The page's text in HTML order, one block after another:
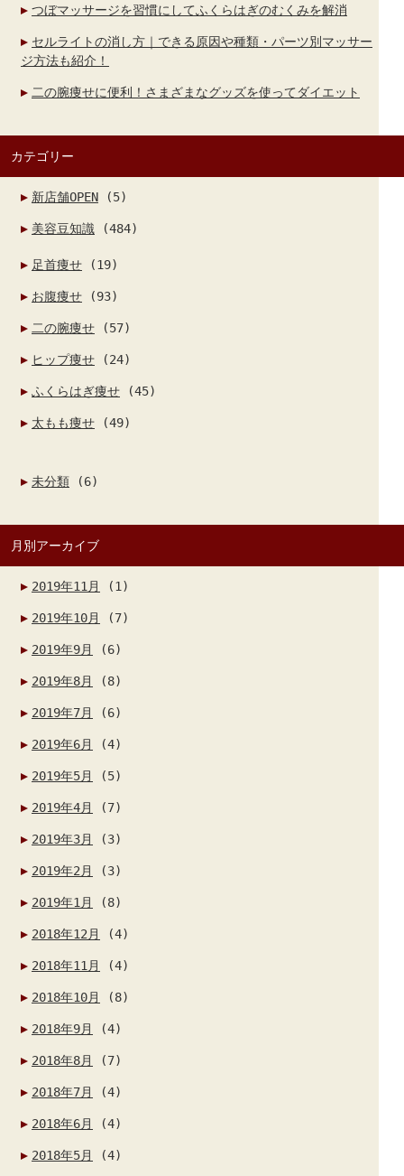
つぼマッサージを習慣にしてふくらはぎのむくみを解消
セルライトの消し方｜できる原因や種類・パーツ別マッサー
ジ方法も紹介！
二の腕痩せに便利！さまざまなグッズを使ってダイエット
カテゴリー
新店舗OPEN (5)
美容豆知識 (484)
足首痩せ (19)
お腹痩せ (93)
二の腕痩せ (57)
ヒップ痩せ (24)
ふくらはぎ痩せ (45)
太もも痩せ (49)
未分類 (6)
月別アーカイブ
2019年11月 (1)
2019年10月 (7)
2019年9月 (6)
2019年8月 (8)
2019年7月 (6)
2019年6月 (4)
2019年5月 (5)
2019年4月 (7)
2019年3月 (3)
2019年2月 (3)
2019年1月 (8)
2018年12月 (4)
2018年11月 (4)
2018年10月 (8)
2018年9月 (4)
2018年8月 (7)
2018年7月 (4)
2018年6月 (4)
2018年5月 (4)